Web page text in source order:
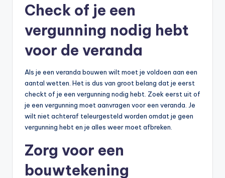
Check of je een
vergunning nodig hebt
voor de veranda
Als je een veranda bouwen wilt moet je voldoen aan een
aantal wetten. Het is dus van groot belang dat je eerst
checkt of je een vergunning nodig hebt. Zoek eerst uit of
je een vergunning moet aanvragen voor een veranda. Je
wilt niet achteraf teleurgesteld worden omdat je geen
vergunning hebt en je alles weer moet afbreken.
Zorg voor een
bouwtekening